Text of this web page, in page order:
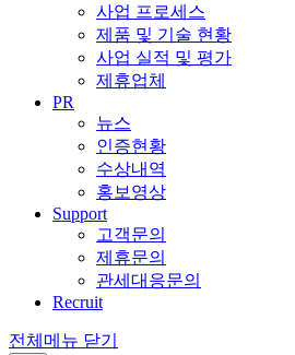
사업 프로세스
제품 및 기술 현황
사업 실적 및 평가
제휴업체
PR
뉴스
인증현황
수상내역
홍보영상
Support
고객문의
제휴문의
관세대응문의
Recruit
전체메뉴 닫기